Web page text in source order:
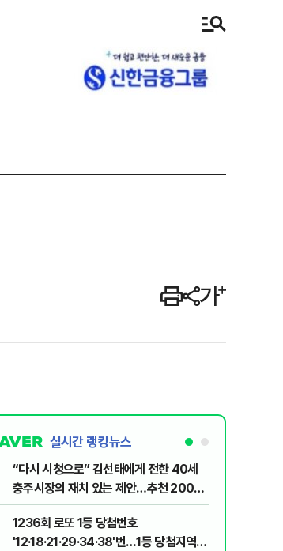
실시간 랭킹뉴스
“다시 시청으로” 김선태에게 전한 40세
충주시장의 재치 있는 제안…추천 2000
개
1236회 로또 1등 당첨번호
'12·18·21·29·34·38'번…1등 당첨지역